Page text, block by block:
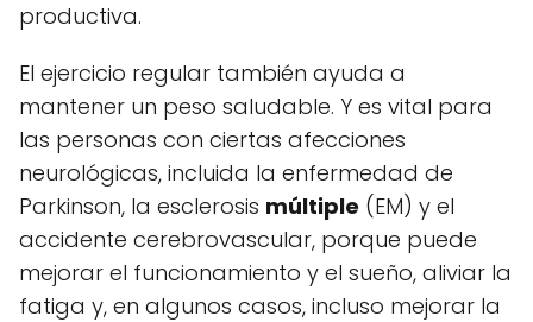
productiva.
El ejercicio regular también ayuda a
mantener un peso saludable. Y es vital para
las personas con ciertas afecciones
neurológicas, incluida la enfermedad de
Parkinson, la esclerosis múltiple (EM) y el
accidente cerebrovascular, porque puede
mejorar el funcionamiento y el sueño, aliviar la
fatiga y, en algunos casos, incluso mejorar la